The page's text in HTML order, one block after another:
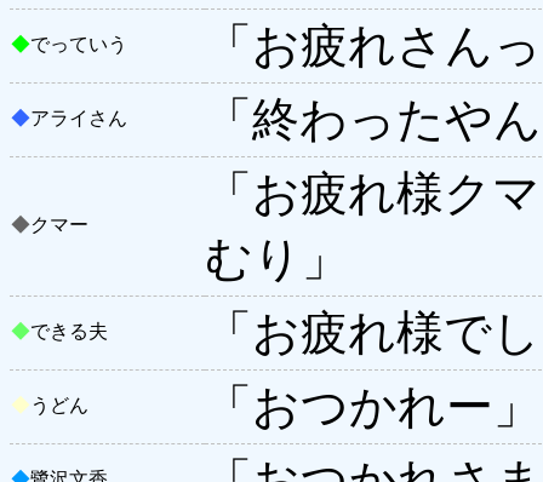
◆でっていう 「お疲れさん
◆アライさん 「終わったや
◆クマー
「お疲れ様クマ
むり」
◆できる夫 「お疲れ様で
◆ うどん 「おつかれー」